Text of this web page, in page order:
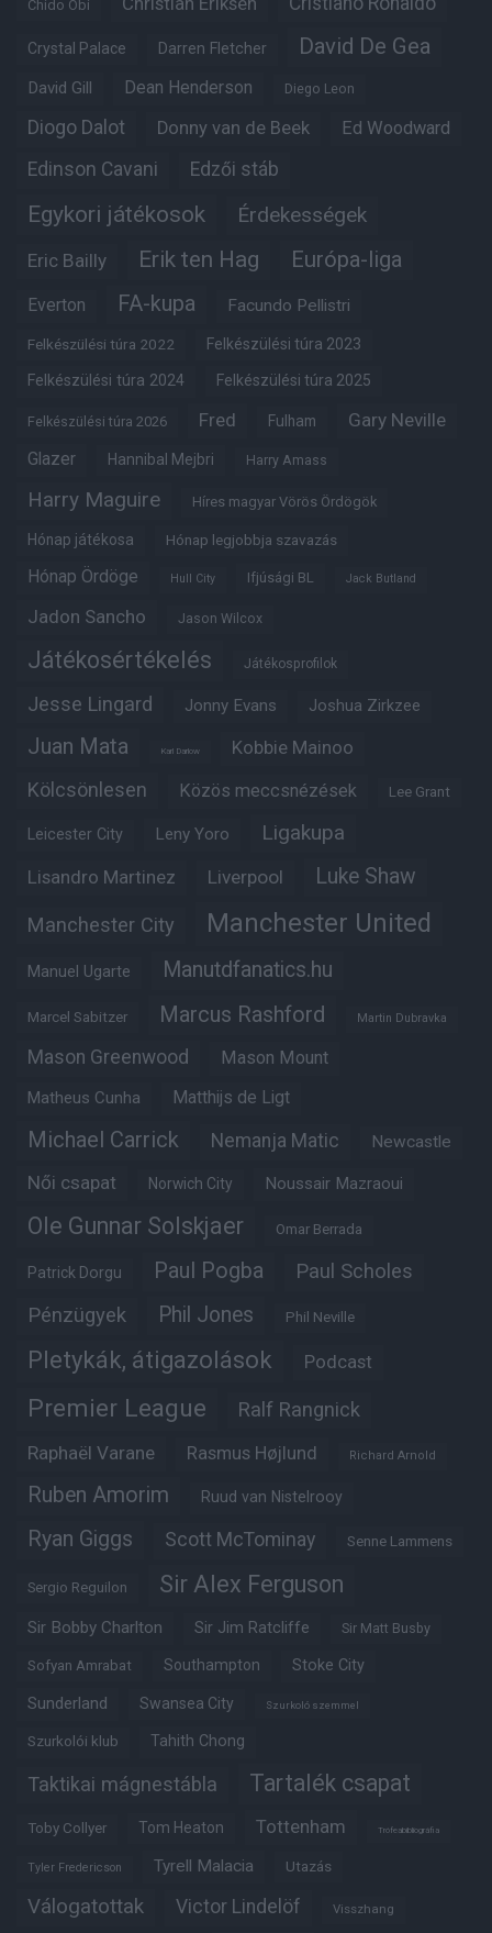
Chido Obi
Crystal Palace Darren Fletcher David De Gea
David Gill Dean Henderson Diego Leon
Diogo Dalot Donny van de Beek Ed Woodward
Edinson Cavani Edzői stáb
Egykori játékosok Érdekességek
Eric Bailly Erik ten Hag Európa-liga
Everton FA-kupa Facundo Pellistri
Felkészülési túra 2022 Felkészülési túra 2023
Felkészülési túra 2024 Felkészülési túra 2025
Felkészülési túra 2026 Fred Fulham Gary Neville
Glazer Hannibal Mejbri Harry Amass
Harry Maguire Híres magyar Vörös Ördögök
Hónap játékosa Hónap legjobbja szavazás
Hónap Ördöge Hull City Ifjúsági BL Jack Butland
Jadon Sancho Jason Wilcox
Játékosértékelés Játékosprofilok
Jesse Lingard Jonny Evans Joshua Zirkzee
Juan Mata Karl Darlow Kobbie Mainoo
Kölcsönlesen Közös meccsnézések Lee Grant
Leicester City Leny Yoro Ligakupa
Lisandro Martinez Liverpool Luke Shaw
Manchester City Manchester United
Manuel Ugarte Manutdfanatics.hu
Marcel Sabitzer Marcus Rashford Martin Dubravka
Mason Greenwood Mason Mount
Matheus Cunha Matthijs de Ligt
Michael Carrick Nemanja Matic Newcastle
Női csapat Norwich City Noussair Mazraoui
Ole Gunnar Solskjaer Omar Berrada
Patrick Dorgu Paul Pogba Paul Scholes
Pénzügyek Phil Jones Phil Neville
Pletykák, átigazolások Podcast
Premier League Ralf Rangnick
Raphaël Varane Rasmus Højlund Richard Arnold
Ruben Amorim Ruud van Nistelrooy
Ryan Giggs Scott McTominay Senne Lammens
Sergio Reguilon Sir Alex Ferguson
Sir Bobby Charlton Sir Jim Ratcliffe Sir Matt Busby
Sofyan Amrabat Southampton Stoke City
Sunderland Swansea City Szurkoló szemmel
Szurkolói klub Tahith Chong
Taktikai mágnestábla Tartalék csapat
Toby Collyer Tom Heaton Tottenham Trófeabibliográfia
Tyler Fredericson Tyrell Malacia Utazás
Válogatottak Victor Lindelöf Visszhang